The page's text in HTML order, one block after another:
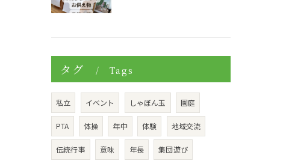
タグ Tags
私立 イベント しゃぼん玉 園庭
PTA 体操 年中 体験 地域交流
伝統行事 意味 年長 集団遊び